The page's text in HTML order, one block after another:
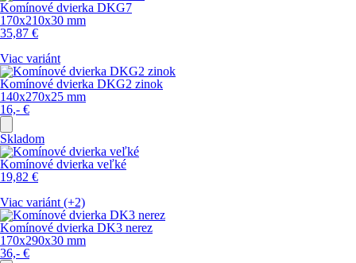
Komínové dvierka DKG7
170x210x30 mm
35,87 €
Viac variánt
Komínové dvierka DKG2 zinok
140x270x25 mm
16,- €
Skladom
Komínové dvierka veľké
19,82 €
Viac variánt (+2)
Komínové dvierka DK3 nerez
170x290x30 mm
36,- €